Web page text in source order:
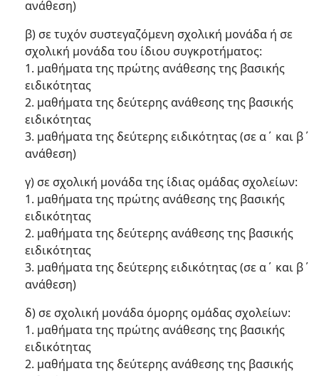
ανάθεση)
β) σε τυχόν συστεγαζόμενη σχολική μονάδα ή σε
σχολική μονάδα του ίδιου συγκροτήματος:
1. μαθήματα της πρώτης ανάθεσης της βασικής
ειδικότητας
2. μαθήματα της δεύτερης ανάθεσης της βασικής
ειδικότητας
3. μαθήματα της δεύτερης ειδικότητας (σε α΄ και β΄
ανάθεση)
γ) σε σχολική μονάδα της ίδιας ομάδας σχολείων:
1. μαθήματα της πρώτης ανάθεσης της βασικής
ειδικότητας
2. μαθήματα της δεύτερης ανάθεσης της βασικής
ειδικότητας
3. μαθήματα της δεύτερης ειδικότητας (σε α΄ και β΄
ανάθεση)
δ) σε σχολική μονάδα όμορης ομάδας σχολείων:
1. μαθήματα της πρώτης ανάθεσης της βασικής
ειδικότητας
2. μαθήματα της δεύτερης ανάθεσης της βασικής